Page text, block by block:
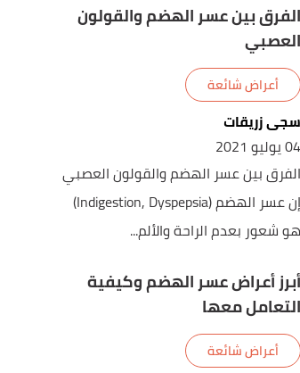
الفرق بين عسر الهضم والقولون
العصبي
أعراض شائعة
سجى زريقات
04 يوليو 2021
الفرق بين عسر الهضم والقولون العصبي
إن عسر الهضم (Indigestion, Dyspepsia)
هو شعور بعدم الراحة والألم...
أبرز أعراض عسر الهضم وكيفية
التعامل معها
أعراض شائعة